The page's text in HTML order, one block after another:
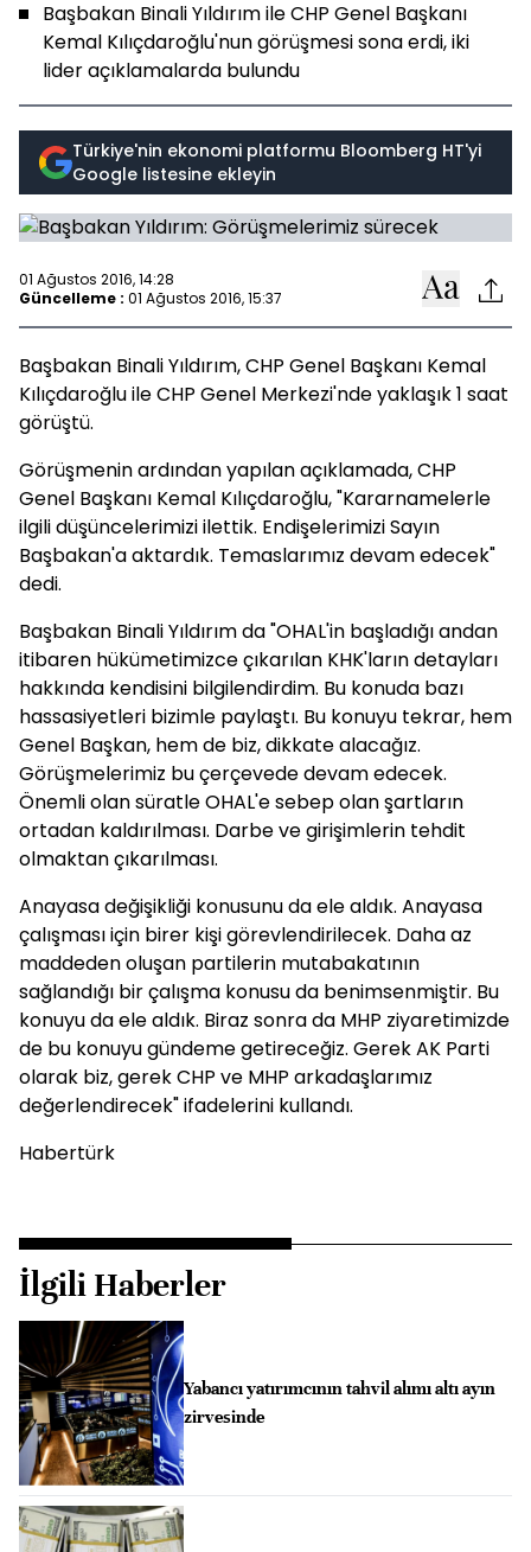
Başbakan Binali Yıldırım ile CHP Genel Başkanı
Kemal Kılıçdaroğlu'nun görüşmesi sona erdi, iki
lider açıklamalarda bulundu
Türkiye'nin ekonomi platformu Bloomberg HT'yi
Google listesine ekleyin
01 Ağustos 2016, 14:28
Güncelleme : 01 Ağustos 2016, 15:37
Başbakan Binali Yıldırım, CHP Genel Başkanı Kemal
Kılıçdaroğlu ile CHP Genel Merkezi'nde yaklaşık 1 saat
görüştü.
Görüşmenin ardından yapılan açıklamada, CHP
Genel Başkanı Kemal Kılıçdaroğlu, "Kararnamelerle
ilgili düşüncelerimizi ilettik. Endişelerimizi Sayın
Başbakan'a aktardık. Temaslarımız devam edecek"
dedi.
Başbakan Binali Yıldırım da "OHAL'in başladığı andan
itibaren hükümetimizce çıkarılan KHK'ların detayları
hakkında kendisini bilgilendirdim. Bu konuda bazı
hassasiyetleri bizimle paylaştı. Bu konuyu tekrar, hem
Genel Başkan, hem de biz, dikkate alacağız.
Görüşmelerimiz bu çerçevede devam edecek.
Önemli olan süratle OHAL'e sebep olan şartların
ortadan kaldırılması. Darbe ve girişimlerin tehdit
olmaktan çıkarılması.
Anayasa değişikliği konusunu da ele aldık. Anayasa
çalışması için birer kişi görevlendirilecek. Daha az
maddeden oluşan partilerin mutabakatının
sağlandığı bir çalışma konusu da benimsenmiştir. Bu
konuyu da ele aldık. Biraz sonra da MHP ziyaretimizde
de bu konuyu gündeme getireceğiz. Gerek AK Parti
olarak biz, gerek CHP ve MHP arkadaşlarımız
değerlendirecek" ifadelerini kullandı.
Habertürk
İlgili Haberler
Yabancı yatırımcının tahvil alımı altı ayın
zirvesinde